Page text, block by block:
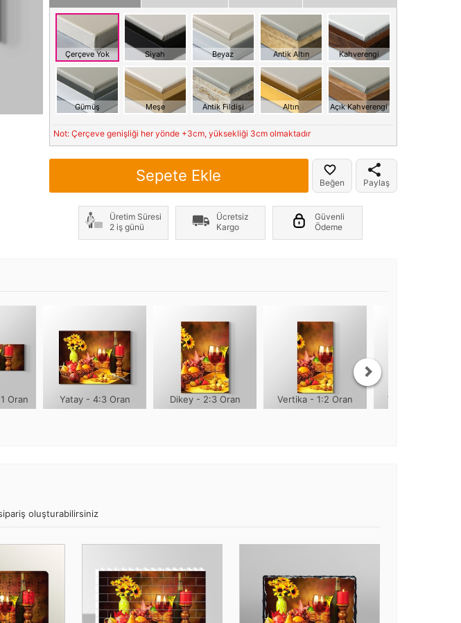
Çerçeve Yok Siyah Beyaz Antik Altın Kahverengi
Gümüş Meşe Antik Fildişi Altın Açık Kahverengi
Not: Çerçeve genişliği her yönde +3cm, yüksekliği 3cm olmaktadır
Sepete Ekle Beğen Paylaş
Üretim Süresi
2 iş günü
Ücretsiz
Kargo
Güvenli
Ödeme
Oran Yatay - 4:3 Oran Dikey - 2:3 Oran Vertika - 1:2 Oran Vertika - 1:3
oluşturabilirsiniz